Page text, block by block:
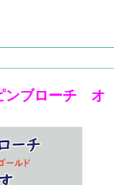
ンブローチ オ